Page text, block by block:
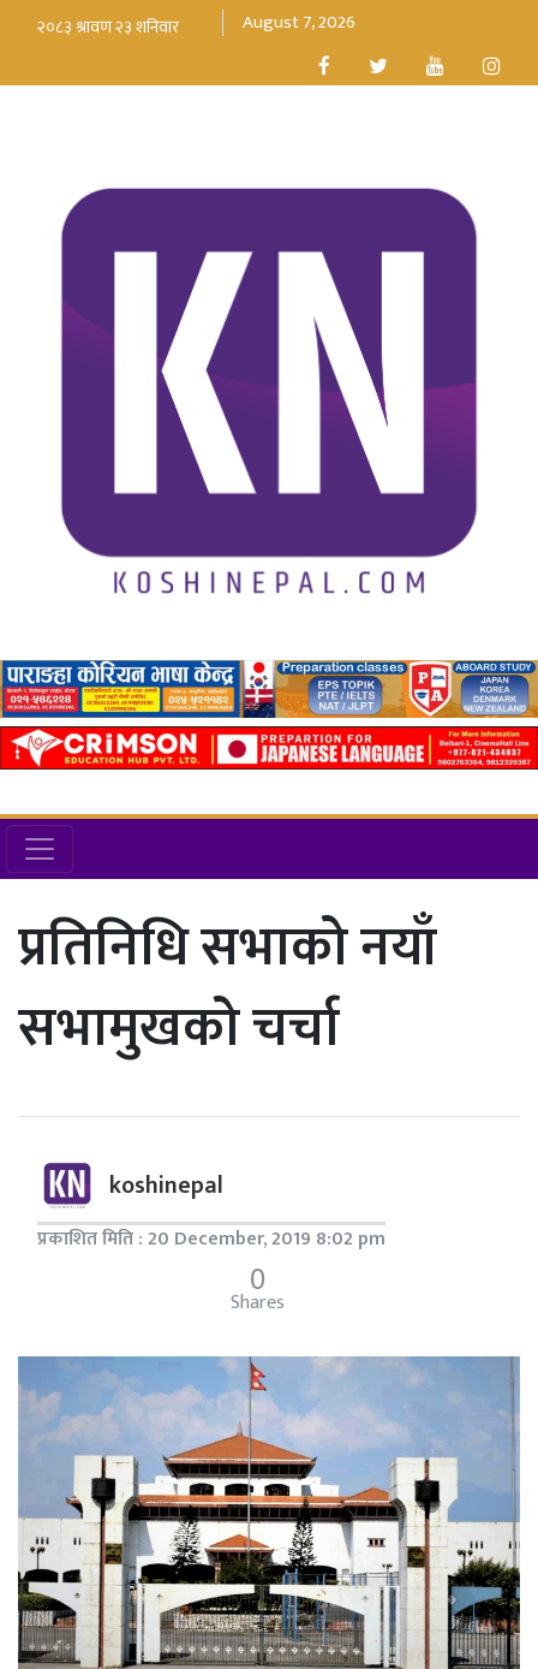
August 7, 2026
प्रतिनिधि सभाको नयाँ
सभामुखको चर्चा
koshinepal
प्रकाशित मिति : 20 December, 2019 8:02 pm
0
Shares